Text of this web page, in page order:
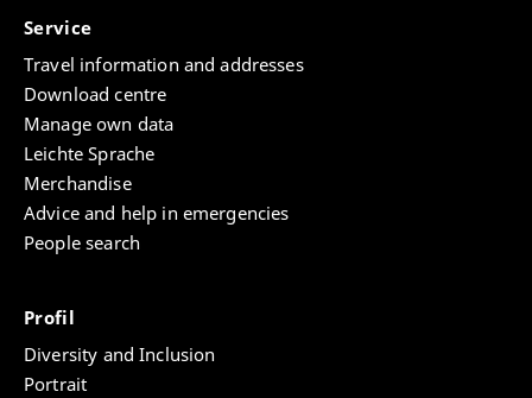
Service
Travel information and addresses
Download centre
Manage own data
Leichte Sprache
Merchandise
Advice and help in emergencies
People search
Profil
Diversity and Inclusion
Portrait